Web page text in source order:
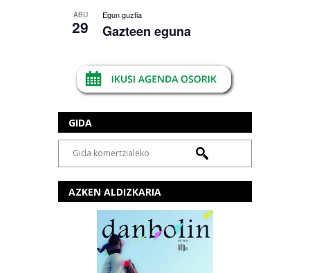
ABU
29
Egun guztia
Gazteen eguna
GIDA
AZKEN ALDIZKARIA